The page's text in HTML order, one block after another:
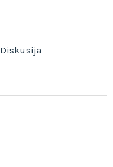
Diskusija